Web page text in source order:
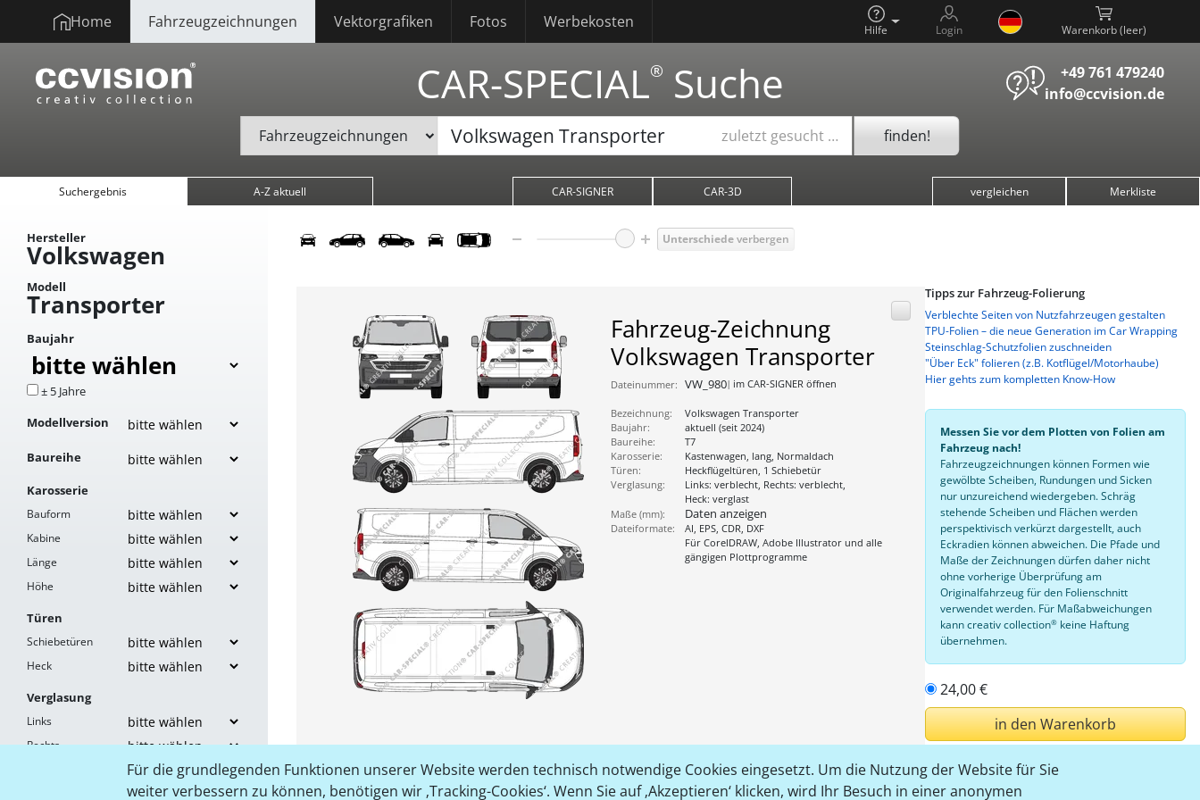
Für die grundlegenden Funktionen unserer Website werden technisch notwendige Cookies eingesetzt. Um die Nutzung der Website für Sie
weiter verbessern zu können, benötigen wir ‚Tracking-Cookies‘. Wenn Sie auf ‚Akzeptieren‘ klicken, wird Ihr Besuch in einer anonymen
Home Fahrzeugzeichnungen Vektorgrafiken Fotos Werbekosten Hilfe Login Warenkorb ( )
CAR-SPECIAL® Suche
+49 761 479240
info@ccvision.de
zuletzt gesucht … finden!
Suchergebnis A-Z aktuell CAR-SIGNER CAR-3D vergleichen Merkliste
Hersteller
Volkswagen
Modell
Transporter
Baujahr
± 5 Jahre
Modellversion
Baureihe
Karosserie
Bauform
Kabine
Länge
Höhe
Türen
Schiebetüren
Heck
Verglasung
Links
Rechts
Unterschiedeverbergen
Fahrzeug-Zeichnung
Volkswagen Transporter
Dateinummer: VW_980 im CAR-SIGNER öffnen
Bezeichnung:
Volkswagen Transporter
Baujahr:
aktuell (seit 2024)
Baureihe:
T7
Karosserie:
Kastenwagen, lang, Normaldach
Türen:
Heckflügeltüren, 1 Schiebetür
Verglasung:
Links: verblecht, Rechts: verblecht,
Heck: verglast
Maße (mm):
Daten anzeigen
Dateiformate:
AI, EPS, CDR, DXF
Für CorelDRAW, Adobe Illustrator und alle
gängigen Plottprogramme
Tipps zur Fahrzeug-Folierung
Verblechte Seiten von Nutzfahrzeugen gestalten
TPU-Folien – die neue Generation im Car Wrapping
Steinschlag-Schutzfolien zuschneiden
"Über Eck" folieren (z.B. Kotflügel/Motorhaube)
Hier gehts zum kompletten Know-How
Messen Sie vor dem Plotten von Folien am
Fahrzeug nach!
Fahrzeugzeichnungen können Formen wie
gewölbte Scheiben, Rundungen und Sicken
nur unzureichend wiedergeben. Schräg
stehende Scheiben und Flächen werden
perspektivisch verkürzt dargestellt, auch
Eckradien können abweichen. Die Pfade und
Maße der Zeichnungen dürfen daher nicht
ohne vorherige Überprüfung am
Originalfahrzeug für den Folienschnitt
verwendet werden. Für Maßabweichungen
kann creativ collection® keine Haftung
übernehmen.
24,00 €
in den Warenkorb
einloggen